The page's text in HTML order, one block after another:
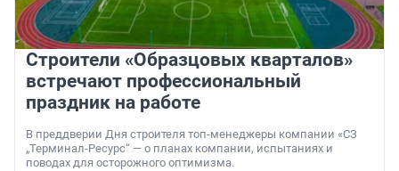
Строители «Образцовых кварталов»
встречают профессиональный
праздник на работе
В преддверии Дня строителя топ-менеджеры компании «СЗ
„Терминал-Ресурс“ — о планах компании, испытаниях и
поводах для осторожного оптимизма.